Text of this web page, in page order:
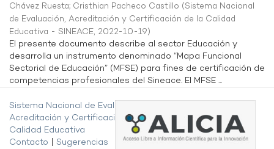
Chávez Ruesta; Cristhian Pacheco Castillo (Sistema Nacional
de Evaluación, Acreditación y Certificación de la Calidad
Educativa - SINEACE, 2022-10-19)
El presente documento describe al sector Educación y
desarrolla un instrumento denominado “Mapa Funcional
Sectorial de Educación” (MFSE) para fines de certificación de
competencias profesionales del Sineace. El MFSE ...
Sistema Nacional de Evaluación,
Acreditación y Certificación de la
Calidad Educativa
Contacto
Sugerencias